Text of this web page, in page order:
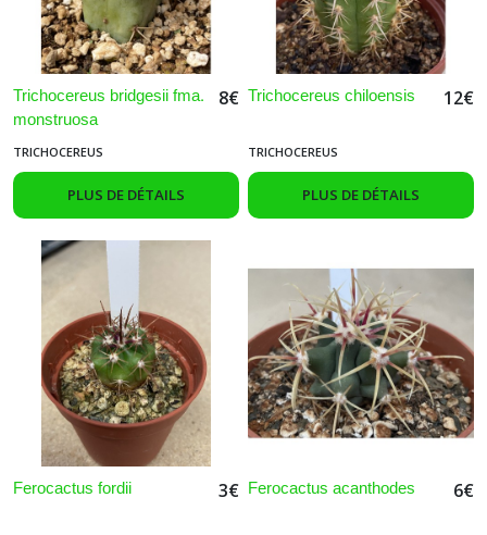
Trichocereus bridgesii fma.
monstruosa
8€
TRICHOCEREUS
PLUS DE DÉTAILS
Trichocereus chiloensis 12€
TRICHOCEREUS
PLUS DE DÉTAILS
Ferocactus fordii 3€ Ferocactus acanthodes 6€